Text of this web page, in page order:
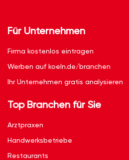
Für Unternehmen
Firma kostenlos eintragen
Werben auf koeln.de/branchen
Ihr Unternehmen gratis analysieren
Top Branchen für Sie
Arztpraxen
Handwerksbetriebe
Restaurants